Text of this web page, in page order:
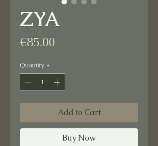
ZYA
€85.00
Quantity *
Add to Cart
Buy Now